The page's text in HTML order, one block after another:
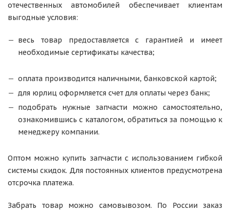
отечественных автомобилей обеспечивает клиентам
выгодные условия:
весь товар предоставляется с гарантией и имеет
необходимые сертификаты качества;
оплата производится наличными, банковской картой;
для юрлиц оформляется счет для оплаты через банк;
подобрать нужные запчасти можно самостоятельно,
ознакомившись с каталогом, обратиться за помощью к
менеджеру компании.
Оптом можно купить запчасти с использованием гибкой
системы скидок. Для постоянных клиентов предусмотрена
отсрочка платежа.
Забрать товар можно самовывозом. По России заказ